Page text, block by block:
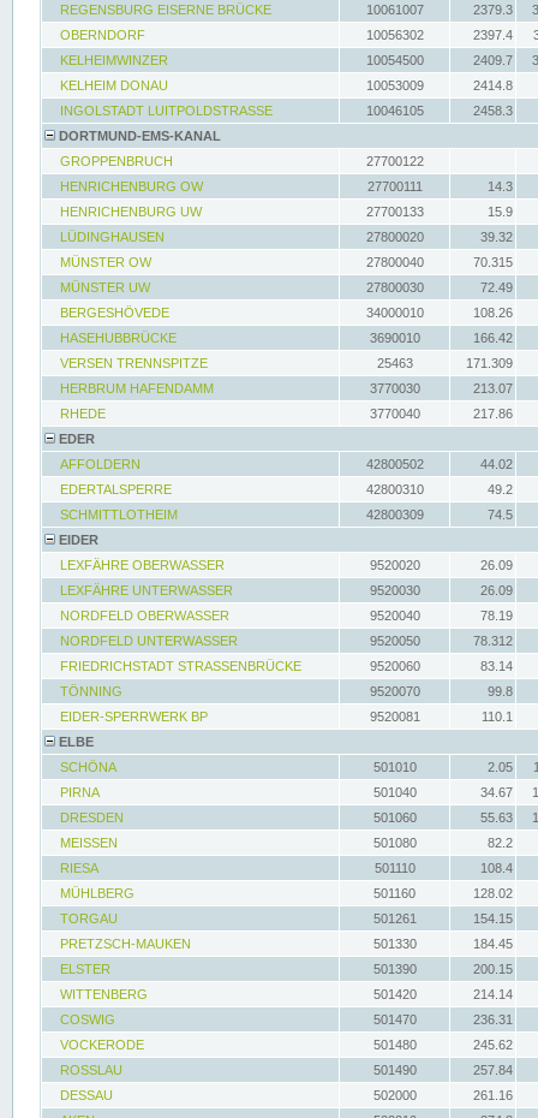
REGENSBURG EISERNE BRÜCKE
10061007 2379.3
OBERNDORF
10056302 2397.4
KELHEIMWINZER
10054500 2409.7
KELHEIM DONAU
10053009
2414.8
INGOLSTADT LUITPOLDSTRASSE
10046105
2458.3
DORTMUND-EMS-KANAL
GROPPENBRUCH
27700122
HENRICHENBURG OW
27700111
14.3
HENRICHENBURG UW
27700133
15.9
LÜDINGHAUSEN
27800020
39.32
MÜNSTER OW
27800040
70.315
MÜNSTER UW
27800030
72.49
BERGESHÖVEDE
34000010
108.26
HASEHUBBRÜCKE
3690010
166.42
VERSEN TRENNSPITZE
25463
171.309
HERBRUM HAFENDAMM
3770030
213.07
RHEDE
3770040
217.86
EDER
AFFOLDERN
42800502
44.02
EDERTALSPERRE
42800310
49.2
SCHMITTLOTHEIM
42800309
74.5
EIDER
LEXFÄHRE OBERWASSER
9520020
26.09
LEXFÄHRE UNTERWASSER
9520030
26.09
NORDFELD OBERWASSER
9520040
78.19
NORDFELD UNTERWASSER
9520050
78.312
FRIEDRICHSTADT STRASSENBRÜCKE
9520060
83.14
TÖNNING
9520070
99.8
EIDER-SPERRWERK BP
9520081
110.1
ELBE
SCHÖNA
501010 2.05
PIRNA
501040 34.67
DRESDEN
501060 55.63
MEISSEN
501080
82.2
RIESA
501110
108.4
MÜHLBERG
501160
128.02
TORGAU
501261
154.15
PRETZSCH-MAUKEN
501330
184.45
ELSTER
501390
200.15
WITTENBERG
501420
214.14
COSWIG
501470
236.31
VOCKERODE
501480
245.62
ROSSLAU
501490
257.84
DESSAU
502000
261.16